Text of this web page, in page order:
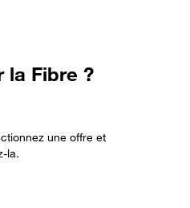
la Fibre ?
une offre et
la.